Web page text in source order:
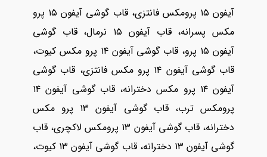
آیفون ۱۵ پرومکس فانتزی، قاب گوشی آیفون ۱۵ پرو
مکس پسرانه، قاب آیفون ۱۵ نرمال، قاب گوشی
آیفون ۱۵ پرو، قاب گوشی آیفون ۱۴ پرو مکس کیوت،
قاب گوشی آیفون ۱۴ پرو مکس فانتزی، قاب گوشی
آیفون ۱۴ پرو مکس دخترانه، قاب گوشی آیفون ۱۴
پرومکس ترب، قاب گوشی آیفون ۱۳ پرو مکس
دخترانه، قاب گوشی آیفون ۱۳ پرومکس لاکچری، قاب
گوشی آیفون ۱۳ دخترانه، قاب گوشی آیفون ۱۳ کیوت،